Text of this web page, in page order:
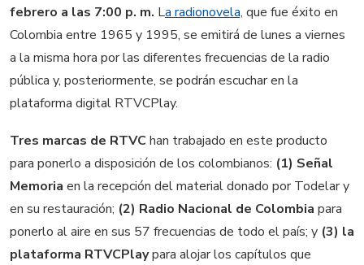
febrero a las 7:00 p. m. La radionovela, que fue éxito en
Colombia entre 1965 y 1995, se emitirá de lunes a viernes
a la misma hora por las diferentes frecuencias de la radio
pública y, posteriormente, se podrán escuchar en la
plataforma digital RTVCPlay.
Tres marcas de RTVC han trabajado en este producto
para ponerlo a disposición de los colombianos: (1) Señal
Memoria en la recepción del material donado por Todelar y
en su restauración; (2) Radio Nacional de Colombia para
ponerlo al aire en sus 57 frecuencias de todo el país; y (3) la
plataforma RTVCPlaypara alojar los capítulos que